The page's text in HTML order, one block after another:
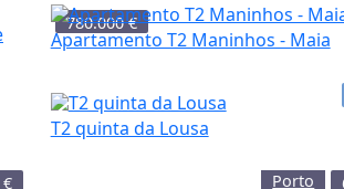
780.000 €
€
Apartamento T2 Maninhos - Maia
Porto
T2 quinta da Lousa